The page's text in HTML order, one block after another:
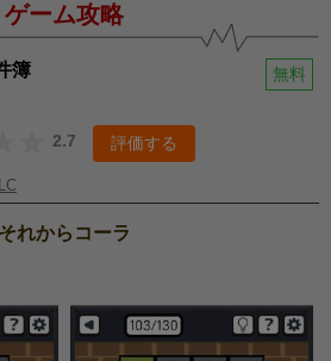
ゲーム攻略
簿 無料
2.7 評価する
れからコーラ